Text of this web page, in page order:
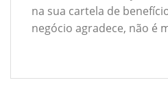
na sua cartela de
negócio agradece, não é